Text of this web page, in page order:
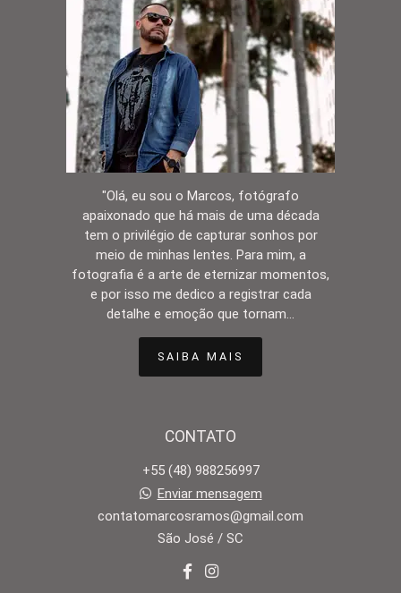
"Olá, eu sou o Marcos, fotógrafo
apaixonado que há mais de uma década
tem o privilégio de capturar sonhos por
meio de minhas lentes. Para mim, a
fotografia é a arte de eternizar momentos,
e por isso me dedico a registrar cada
detalhe e emoção que tornam...
SAIBA MAIS
CONTATO
+55 (48) 988256997
Enviar mensagem
contatomarcosramos@gmail.com
São José / SC